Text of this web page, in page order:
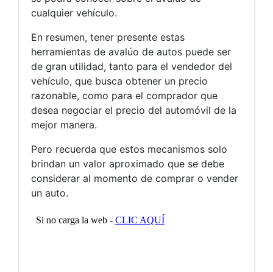
cualquier vehículo.
En resumen, tener presente estas
herramientas de avalúo de autos puede ser
de gran utilidad, tanto para el vendedor del
vehículo, que busca obtener un precio
razonable, como para el comprador que
desea negociar el precio del automóvil de la
mejor manera.
Pero recuerda que estos mecanismos solo
brindan un valor aproximado que se debe
considerar al momento de comprar o vender
un auto.